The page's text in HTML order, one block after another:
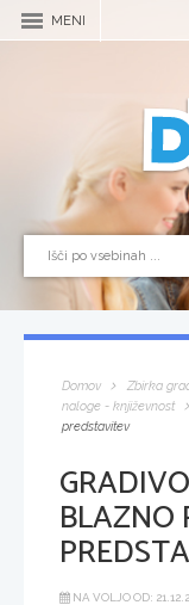
MENI
Domov Zbirka
naloge - književnost
predstavitev
BLAZNO
NA VOLJO OD: